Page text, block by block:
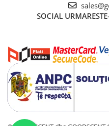
SOCIAL